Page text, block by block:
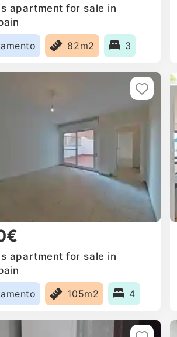
apartment for sale in
82m2 3
apartment for sale in
105m2 4